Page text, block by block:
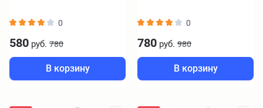
0
580 руб. 780
В корзину
0
780 руб. 980
В корзину